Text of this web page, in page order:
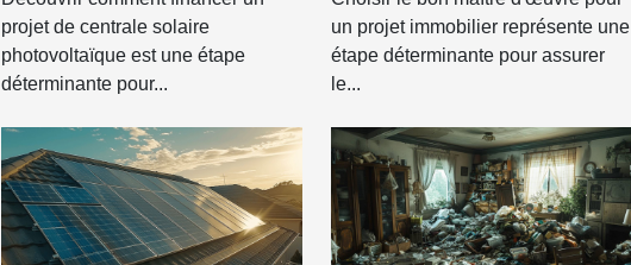
projet de centrale solaire
photovoltaïque est une étape
déterminante pour...
un projet immobilier représente une
étape déterminante pour assurer
le...